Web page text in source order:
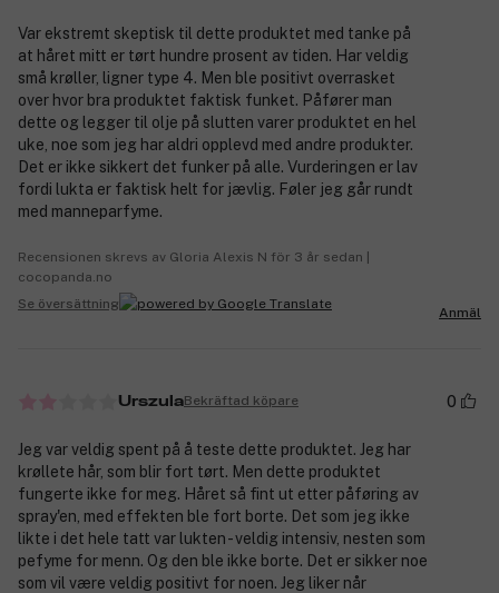
Var ekstremt skeptisk til dette produktet med tanke på
at håret mitt er tørt hundre prosent av tiden. Har veldig
små krøller, ligner type 4. Men ble positivt overrasket
over hvor bra produktet faktisk funket. Påfører man
dette og legger til olje på slutten varer produktet en hel
uke, noe som jeg har aldri opplevd med andre produkter.
Det er ikke sikkert det funker på alle. Vurderingen er lav
fordi lukta er faktisk helt for jævlig. Føler jeg går rundt
med manneparfyme.
Recensionen skrevs av Gloria Alexis N för 3 år sedan |
cocopanda.no
Se översättning
Anmäl
UrszulaBekräftad köpare 0
Jeg var veldig spent på å teste dette produktet. Jeg har
krøllete hår, som blir fort tørt. Men dette produktet
fungerte ikke for meg. Håret så fint ut etter påføring av
spray'en, med effekten ble fort borte. Det som jeg ikke
likte i det hele tatt var lukten - veldig intensiv, nesten som
pefyme for menn. Og den ble ikke borte. Det er sikker noe
som vil være veldig positivt for noen. Jeg liker når